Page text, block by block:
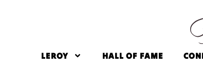
LEROY HALL OF FAME